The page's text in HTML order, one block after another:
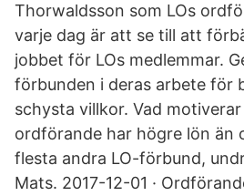
Thorwaldsson som LOs
varje dag är att se till att
jobbet för LOs medlemmar.
förbunden i deras arbete för
schysta villkor. Vad
ordförande har högre lön än
flesta andra LO-förbund,
Mats. 2017-12-01 ·